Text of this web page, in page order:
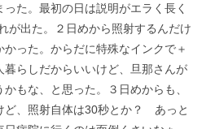
た。最初の日は説明がエラく長く
が出た。２日めから照射するんだけ
った。からだに特殊なインクで＋
らしだからいいけど、旦那さんが
もな、と思った。３日めからも、
ど、照射自体は30秒とか？ あっと